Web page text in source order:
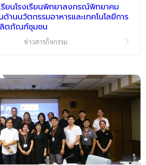
รียนโรงเรียนพิทยาลงกรณ์พิทยาคม
านนวัตกรรมอาหารและเทคโนโลยีการ
ลิตภัณฑ์ชุมชน
ข่าวสารกิจกรรม